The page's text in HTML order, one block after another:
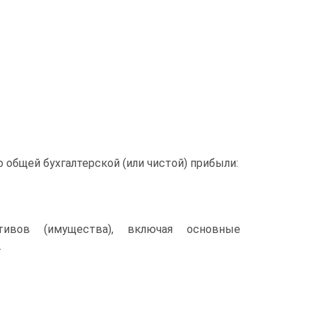
бухгалтерской (или чистой) прибыли:
(имущества), включая основные